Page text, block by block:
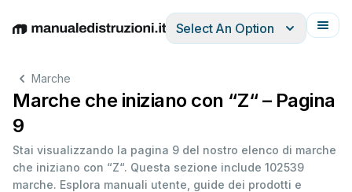
EnglishDeutschEspañolItalianoFrançais
Select An Option
Marche
Marche che iniziano con “Z“ – Pagina
9
Stai visualizzando la pagina 9 del nostro elenco di marche
che iniziano con “Z“. Questa sezione include 102539
marche. Esplora manuali utente, guide dei prodotti e